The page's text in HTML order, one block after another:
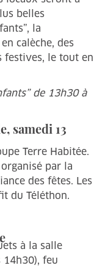
belles
la
calèche, des
festives, le tout en
de 13h30 à
samedi 13
Terre Habitée.
par la
des fêtes. Les
du Téléthon.
à la salle
feu